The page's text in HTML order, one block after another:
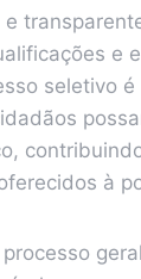
e
seletivo
à